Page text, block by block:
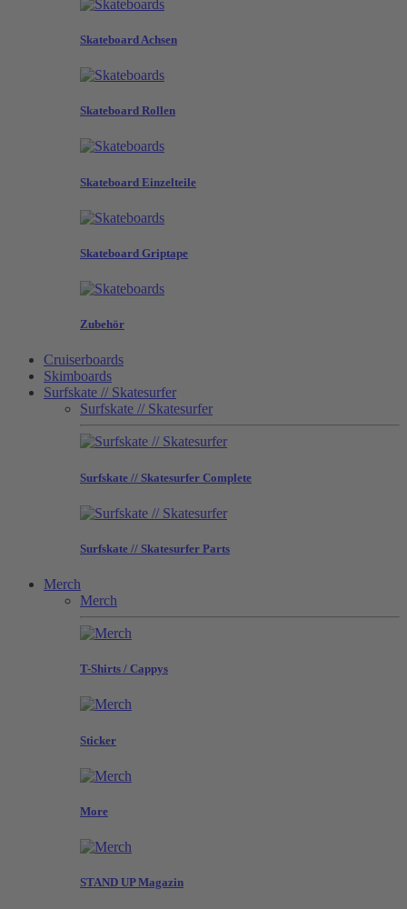
Skateboard Achsen
Skateboard Rollen
Skateboard Einzelteile
Skateboard Griptape
Zubehör
Cruiserboards
Skimboards
Surfskate // Skatesurfer
Surfskate // Skatesurfer
Surfskate // Skatesurfer Complete
Surfskate // Skatesurfer Parts
Merch
Merch
T-Shirts / Cappys
Sticker
More
STAND UP Magazin